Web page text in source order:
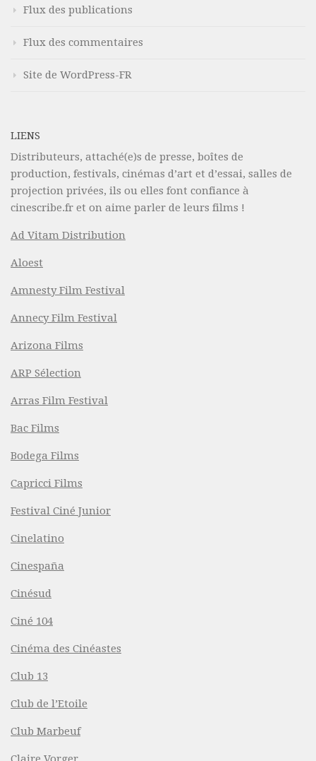
Flux des publications
Flux des commentaires
Site de WordPress-FR
LIENS
Distributeurs, attaché(e)s de presse, boîtes de
production, festivals, cinémas d’art et d’essai, salles de
projection privées, ils ou elles font confiance à
cinescribe.fr et on aime parler de leurs films !
Ad Vitam Distribution
Aloest
Amnesty Film Festival
Annecy Film Festival
Arizona Films
ARP Sélection
Arras Film Festival
Bac Films
Bodega Films
Capricci Films
Festival Ciné Junior
Cinelatino
Cinespaña
Cinésud
Ciné 104
Cinéma des Cinéastes
Club 13
Club de l’Etoile
Club Marbeuf